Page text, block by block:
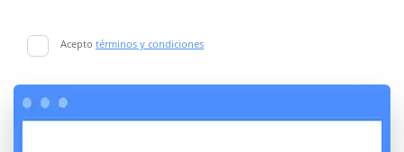
Acepto términos y condiciones